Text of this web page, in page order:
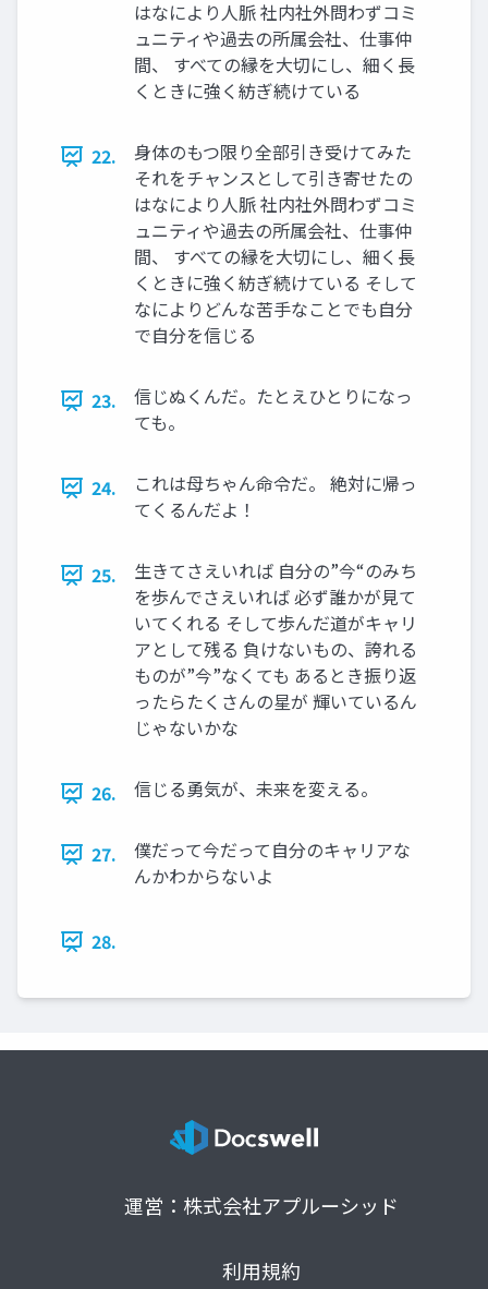
はなにより人脈 社内社外問わずコミ
ュニティや過去の所属会社、仕事仲
間、 すべての縁を大切にし、細く長
くときに強く紡ぎ続けている
22.
身体のもつ限り全部引き受けてみた
それをチャンスとして引き寄せたの
はなにより人脈 社内社外問わずコミ
ュニティや過去の所属会社、仕事仲
間、 すべての縁を大切にし、細く長
くときに強く紡ぎ続けている そして
なによりどんな苦手なことでも自分
で自分を信じる
23.
信じぬくんだ。たとえひとりになっ
ても。
24.
これは母ちゃん命令だ。 絶対に帰っ
てくるんだよ！
25.
生きてさえいれば 自分の”今“のみち
を歩んでさえいれば 必ず誰かが見て
いてくれる そして歩んだ道がキャリ
アとして残る 負けないもの、誇れる
ものが”今”なくても あるとき振り返
ったらたくさんの星が 輝いているん
じゃないかな
26. 信じる勇気が、未来を変える。
27.
僕だって今だって自分のキャリアな
んかわからないよ
28.
運営：株式会社アプルーシッド
利用規約